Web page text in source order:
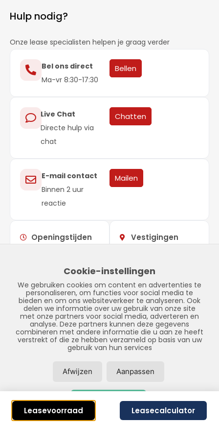
Hulp nodig?
Onze lease specialisten helpen je graag verder
Bel ons direct
Ma-vr 8:30-17:30
Bellen
Live Chat
Directe hulp via
chat
Chatten
E-mail contact
Binnen 2 uur
reactie
Mailen
Openingstijden
ZondagGesloten
Vestigingen
Tinnegieter 7
9502 EX Stadskanaal
© Copyright 2026 – LPFS – Privacybeleid–
Sitemap
Realisatie door: SiteOnline
Cookie-instellingen
We gebruiken cookies om content en advertenties te
personaliseren, om functies voor social media te
bieden en om ons websiteverkeer te analyseren. Ook
delen we informatie over uw gebruik van onze site
met onze partners voor social media, adverteren en
analyse. Deze partners kunnen deze gegevens
combineren met andere informatie die u aan ze heeft
verstrekt of die ze hebben verzameld op basis van uw
gebruik van hun services
Afwijzen Aanpassen
Accepteer alles
Leasevoorraad Leasecalculator